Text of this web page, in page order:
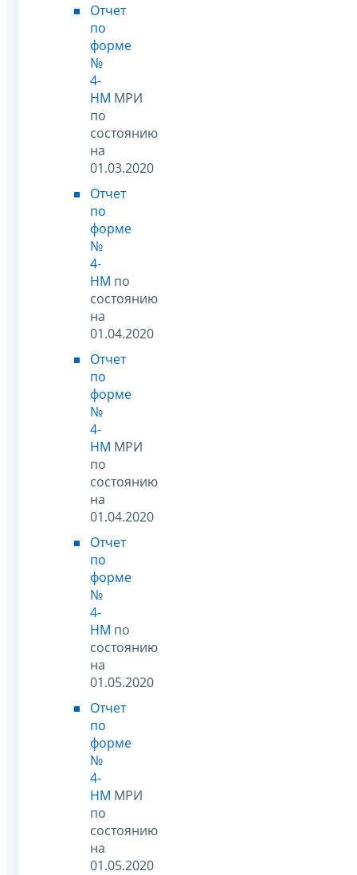
Отчет
по
форме
№
4-
НМ МРИ
по
состоянию
на
01.03.2020
Отчет
по
форме
№
4-
НМ по
состоянию
на
01.04.2020
Отчет
по
форме
№
4-
НМ МРИ
по
состоянию
на
01.04.2020
Отчет
по
форме
№
4-
НМ по
состоянию
на
01.05.2020
Отчет
по
форме
№
4-
НМ МРИ
по
состоянию
на
01.05.2020